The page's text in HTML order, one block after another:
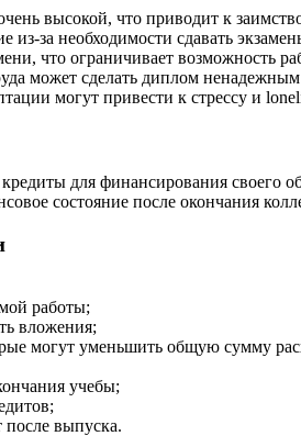
высокой, что приводит к
за необходимости сдавать
что ограничивает возможность
может сделать диплом ненадежным
могут привести к стрессу и
для финансирования своего
состояние после окончания
работы;
вложения;
могут уменьшить общую сумму
учебы;
после выпуска.